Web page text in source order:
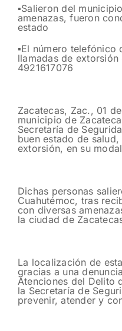
▪️Salieron del
amenazas, fueron
estado
▪️El número telefónico
llamadas de
4921617076
Zacatecas, Zac., 01
municipio de
Secretaría de
buen estado de
extorsión, en su
Dichas personas
Cuahutémoc, tras
con diversas
la ciudad de
La localización de
gracias a una
Atenciones del Delito
la Secretaría de
prevenir, atender y